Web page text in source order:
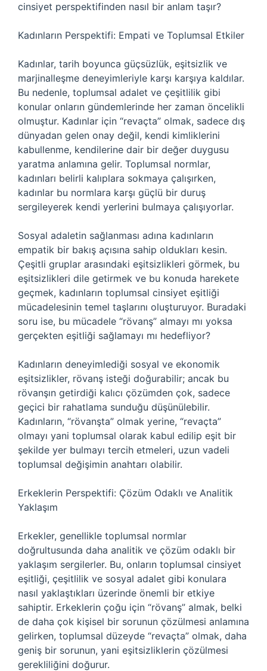
cinsiyet perspektifinden nasıl bir anlam taşır?
Kadınların Perspektifi: Empati ve Toplumsal Etkiler
Kadınlar, tarih boyunca güçsüzlük, eşitsizlik ve
marjinalleşme deneyimleriyle karşı karşıya kaldılar.
Bu nedenle, toplumsal adalet ve çeşitlilik gibi
konular onların gündemlerinde her zaman öncelikli
olmuştur. Kadınlar için “revaçta” olmak, sadece dış
dünyadan gelen onay değil, kendi kimliklerini
kabullenme, kendilerine dair bir değer duygusu
yaratma anlamına gelir. Toplumsal normlar,
kadınları belirli kalıplara sokmaya çalışırken,
kadınlar bu normlara karşı güçlü bir duruş
sergileyerek kendi yerlerini bulmaya çalışıyorlar.
Sosyal adaletin sağlanması adına kadınların
empatik bir bakış açısına sahip oldukları kesin.
Çeşitli gruplar arasındaki eşitsizlikleri görmek, bu
eşitsizlikleri dile getirmek ve bu konuda harekete
geçmek, kadınların toplumsal cinsiyet eşitliği
mücadelesinin temel taşlarını oluşturuyor. Buradaki
soru ise, bu mücadele “rövanş” almayı mı yoksa
gerçekten eşitliği sağlamayı mı hedefliyor?
Kadınların deneyimlediği sosyal ve ekonomik
eşitsizlikler, rövanş isteği doğurabilir; ancak bu
rövanşın getirdiği kalıcı çözümden çok, sadece
geçici bir rahatlama sunduğu düşünülebilir.
Kadınların, “rövanşta” olmak yerine, “revaçta”
olmayı yani toplumsal olarak kabul edilip eşit bir
şekilde yer bulmayı tercih etmeleri, uzun vadeli
toplumsal değişimin anahtarı olabilir.
Erkeklerin Perspektifi: Çözüm Odaklı ve Analitik
Yaklaşım
Erkekler, genellikle toplumsal normlar
doğrultusunda daha analitik ve çözüm odaklı bir
yaklaşım sergilerler. Bu, onların toplumsal cinsiyet
eşitliği, çeşitlilik ve sosyal adalet gibi konulara
nasıl yaklaştıkları üzerinde önemli bir etkiye
sahiptir. Erkeklerin çoğu için “rövanş” almak, belki
de daha çok kişisel bir sorunun çözülmesi anlamına
gelirken, toplumsal düzeyde “revaçta” olmak, daha
geniş bir sorunun, yani eşitsizliklerin çözülmesi
gerekliliğini doğurur.